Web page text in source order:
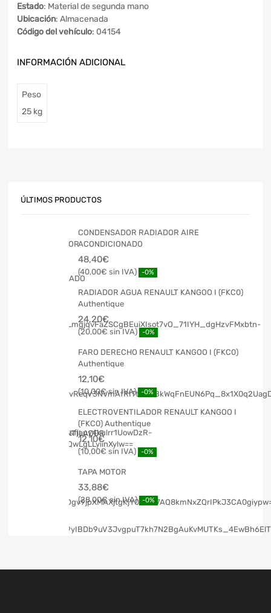
Estado: Material de segunda mano
Ubicación: Almacenada
Código del vehículo: 04154
INFORMACIÓN ADICIONAL
Peso
25 kg
ÚLTIMOS PRODUCTOS
CONDENSADOR RADIADOR AIRE
ACONDICIONADO
48,40€
40,00€ -0%
RADIADOR AGUA RENAULT KANGOO I (FKC0)
Authentique
24,20€
20,00€ -0%
FARO DERECHO RENAULT KANGOO I (FKC0)
Authentique
12,10€
10,00€ -0%
ELECTROVENTILADOR RENAULT KANGOO I
(FKC0) Authentique
12,10€
10,00€ -0%
TAPA MOTOR
33,88€
28,00€ -0%